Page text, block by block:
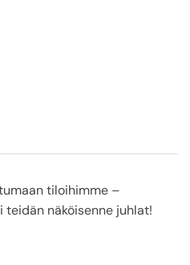
tiloihimme –
näköisenne juhlat!